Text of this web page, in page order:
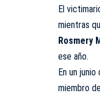
El
mientras
Rosmery
ese año.
En un
miembro